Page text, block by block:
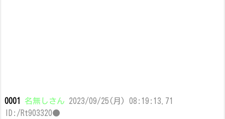
0001 名無しさん 2023/09/25(月) 08:19:13.71
ID:/Rt903320●